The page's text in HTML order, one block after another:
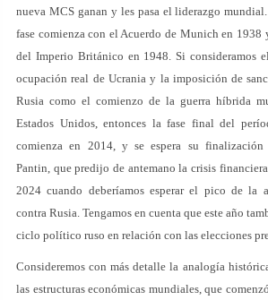
nueva MCS ganan y les pasa el liderazgo
fase comienza con el Acuerdo de Munich en 1938
del Imperio Británico en 1948. Si consideramos
ocupación real de Ucrania y la imposición de
Rusia como el comienzo de la guerra híbrida
Estados Unidos, entonces la fase final del
comienza en 2014, y se espera su
Pantin, que predijo de antemano la crisis
2024 cuando deberíamos esperar el pico de la
contra Rusia. Tengamos en cuenta que este año
ciclo político ruso en relación con las elecciones
Consideremos con más detalle la analogía
las estructuras económicas mundiales, que